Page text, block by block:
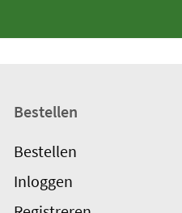
Bestellen
Bestellen
Inloggen